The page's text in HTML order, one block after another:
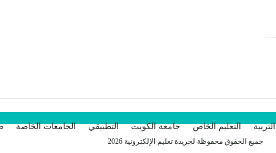
التربية التعليم الخاص جامعة الكويت التطبيقي الجامعات الخاصة
جميع الحقوق محفوظة لجريدة تعليم الإلكترونية 2026